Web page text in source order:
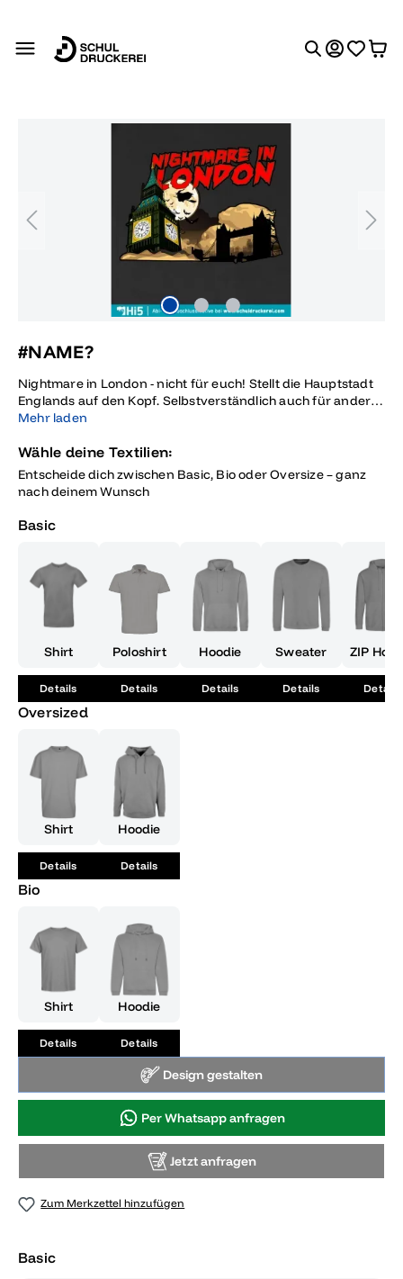
Bildergalerie überspringen
#NAME?
Nightmare in London - nicht für euch! Stellt die Hauptstadt
Englands auf den Kopf. Selbstverständlich auch für andere
Reiseziele mit coolen Motiven.
Mehr laden
Wähle deine Textilien:
Entscheide dich zwischen Basic, Bio oder Oversize – ganz
nach deinem Wunsch
Basic
Shirt
Details
Poloshirt
Details
Hoodie
Details
Sweater
Details
ZIP
Details
Oversized
Shirt
Details
Hoodie
Details
Bio
Shirt
Details
Hoodie
Details
Design gestalten
Per Whatsapp anfragen
Jetzt anfragen
Zum Merkzettel hinzufügen
Basic